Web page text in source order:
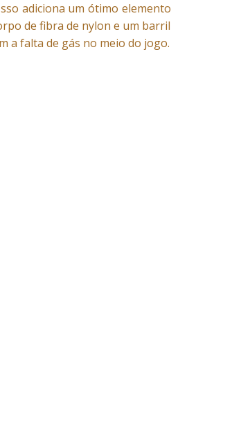
adiciona um ótimo elemento
de fibra de nylon e um barril
a falta de gás no meio do jogo.